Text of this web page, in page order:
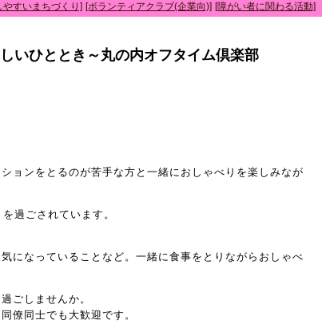
やすいまちづくり] [ボランティアクラブ(企業向)] [障がい者に関わる活動]
いひととき～丸の内オフタイム倶楽部
ョンをとるのが苦手な方と一緒におしゃべりを楽しみなが
過ごされています。
になっていることなど。一緒に食事をとりながらおしゃべ
ごしませんか。
僚同士でも大歓迎です。